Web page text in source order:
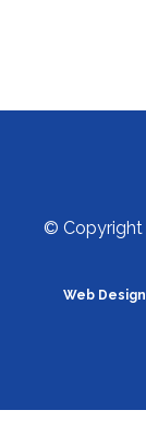
© Copyright
Web Design